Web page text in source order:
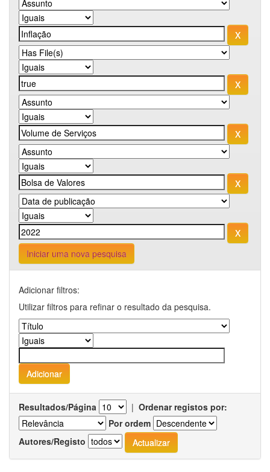
Iniciar uma nova pesquisa
Adicionar filtros:
Utilizar filtros para refinar o resultado da pesquisa.
Resultados/Página | Ordenar registos por:
Por ordem
Autores/Registo